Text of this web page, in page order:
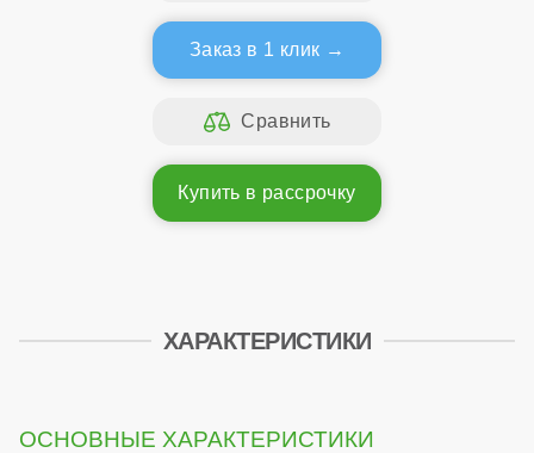
Заказ в 1 клик
Купить в рассрочку
ХАРАКТЕРИСТИКИ
ОСНОВНЫЕ ХАРАКТЕРИСТИКИ